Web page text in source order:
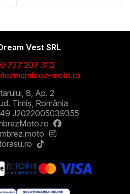
Vest SRL
727 207 310
moto.ro
8, Ap. 2
Timiș, România
J2022005039355